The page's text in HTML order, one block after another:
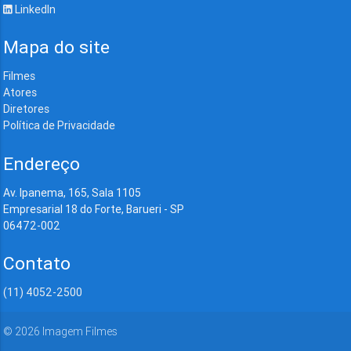
LinkedIn
Mapa do site
Filmes
Atores
Diretores
Política de Privacidade
Endereço
Av. Ipanema, 165, Sala 1105
Empresarial 18 do Forte, Barueri - SP
06472-002
Contato
(11) 4052-2500
© 2026 Imagem Filmes